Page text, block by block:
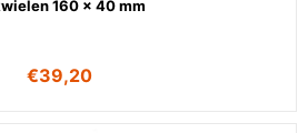
160 x 40 mm
€39,20